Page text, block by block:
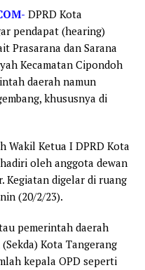
DPRD Kota
pendapat (hearing)
Prasarana dan Sarana
Kecamatan Cipondoh
daerah namun
khususnya di
Wakil Ketua I DPRD Kota
oleh anggota dewan
Kegiatan digelar di ruang
(20/2/23).
pemerintah daerah
Kota Tangerang
kepala OPD seperti